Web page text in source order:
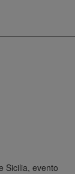
Sicilia, evento